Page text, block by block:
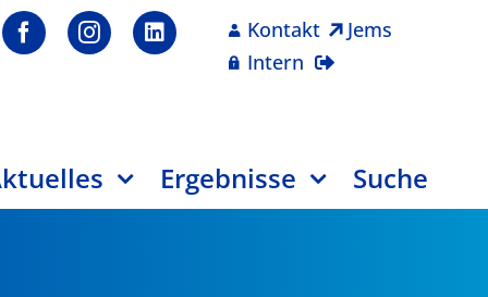
Kontakt
Jems
Intern
Ergebnisse Suche